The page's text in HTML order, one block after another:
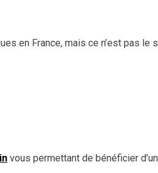
en France, mais ce n’est pas le
vous permettant de bénéficier